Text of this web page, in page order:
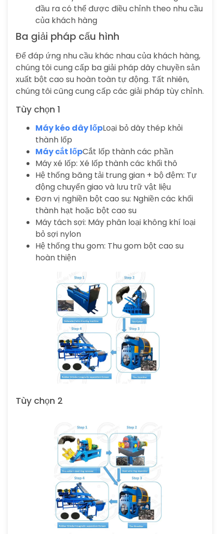
đầu ra có thể được điều chỉnh theo nhu cầu
của khách hàng
Ba giải pháp cấu hình
Để đáp ứng nhu cầu khác nhau của khách hàng,
chúng tôi cung cấp ba giải pháp dây chuyền sản
xuất bột cao su hoàn toàn tự động. Tất nhiên,
chúng tôi cũng cung cấp các giải pháp tùy chỉnh.
Tùy chọn 1
Máy kéo dây lốpLoại bỏ dây thép khỏi
thành lốp
Máy cắt lốpCắt lốp thành các phần
Máy xé lốp: Xé lốp thành các khối thô
Hệ thống băng tải trung gian + bộ đệm: Tự
động chuyển giao và lưu trữ vật liệu
Đơn vị nghiền bột cao su: Nghiền các khối
thành hạt hoặc bột cao su
Máy tách sợi: Máy phân loại không khí loại
bỏ sợi nylon
Hệ thống thu gom: Thu gom bột cao su
hoàn thiện
Tùy chọn 2